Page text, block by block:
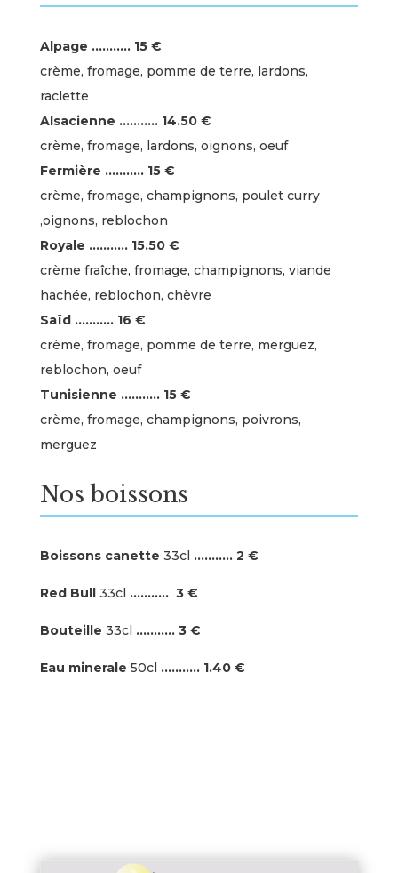
Alpage ……….. 15 €
crème, fromage, pomme de terre, lardons,
raclette
Alsacienne ……….. 14.50 €
crème, fromage, lardons, oignons, oeuf
Fermière ……….. 15 €
crème, fromage, champignons, poulet curry
,oignons, reblochon
Royale ……….. 15.50 €
crème fraîche, fromage, champignons, viande
hachée, reblochon, chèvre
Saïd ……….. 16 €
crème, fromage, pomme de terre, merguez,
reblochon, oeuf
Tunisienne ……….. 15 €
crème, fromage, champignons, poivrons,
merguez
Nos boissons
Boissons canette 33cl ……….. 2 €
Red Bull 33cl ……….. 3 €
Bouteille 33cl ……….. 3 €
Eau minerale 50cl ……….. 1.40 €